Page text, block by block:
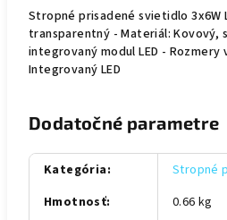
Stropné prisadené svietidlo 3x6W
transparentný - Materiál: Kovový,
integrovaný modul LED - Rozmery
Integrovaný LED
Dodatočné parametre
Kategória:
Stropné
Hmotnosť:
0.66 kg